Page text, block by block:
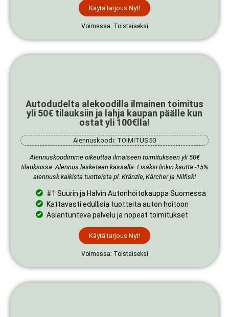
Käytä tarjous Nyt!
Voimassa: Toistaiseksi
Autodudelta alekoodilla ilmainen toimitus
yli 50€ tilauksiin ja lahja kaupan päälle kun
ostat yli 100€lla!
Alennuskoodi: TOIMITUS50
Alennuskoodimme oikeuttaa ilmaiseen toimitukseen yli 50€
tilauksissa. Alennus lasketaan kassalla. Lisäksi linkin kautta -15%
alennusk kaikista tuotteista pl. Kränzle, Kärcher ja Nilfisk!
#1 Suurin ja Halvin Autonhoitokauppa Suomessa
Kattavasti edullisia tuotteita auton hoitoon
Asiantunteva palvelu ja nopeat toimitukset
Käytä tarjous Nyt!
Voimassa: Toistaiseksi